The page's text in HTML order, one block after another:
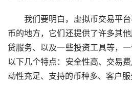
我们要明白，虚拟币交易平
币的地方，它们还提供了许多其
贷服务、以及一些投资工具等，
以下几个特点：安全性高、交易
动性充足、支持的币种多、客户服